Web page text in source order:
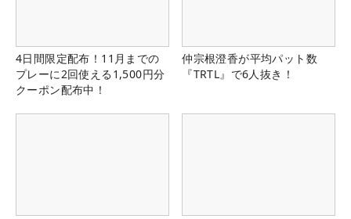
4日間限定配布！11月までの
プレーに2回使える1,500円分
クーポン配布中！
仲宗根澄香が平均パット数
『TRTL』で6人抜き！